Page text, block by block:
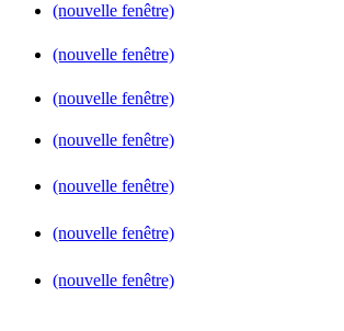
(nouvelle fenêtre)
(nouvelle fenêtre)
(nouvelle fenêtre)
(nouvelle fenêtre)
(nouvelle fenêtre)
(nouvelle fenêtre)
(nouvelle fenêtre)